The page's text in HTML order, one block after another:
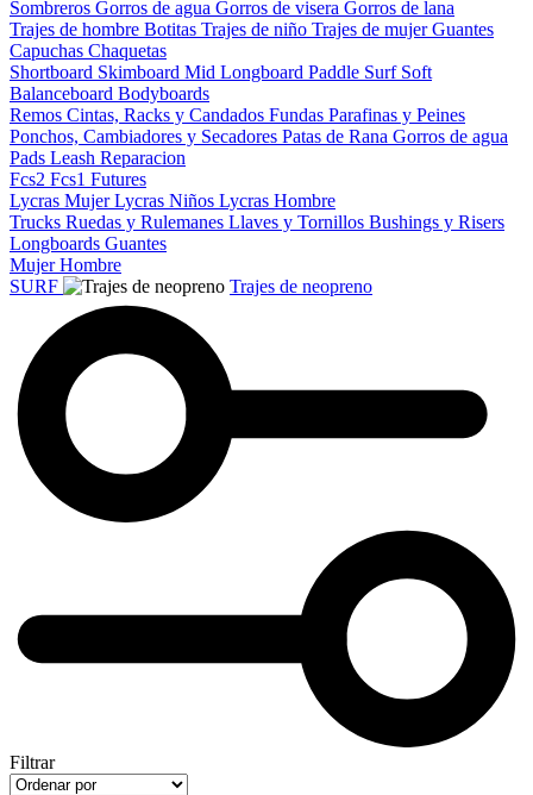
Sombreros Gorros de agua Gorros de visera Gorros de lana
Trajes de hombre Botitas Trajes de niño Trajes de mujerGuantes
Capuchas Chaquetas
Shortboard Skimboard Mid Longboard Paddle Surf Soft
Balanceboard Bodyboards
Remos Cintas, Racks y Candados Fundas Parafinas y Peines
Ponchos, Cambiadores y Secadores Patas de Rana Gorros de agua
Pads Leash Reparacion
Fcs2 Fcs1 Futures
Lycras MujerLycras Niños Lycras Hombre
Trucks Ruedas y Rulemanes Llaves y Tornillos Bushings y Risers
Longboards Guantes
MujerHombre
SURF
Trajes de neopreno
Filtrar